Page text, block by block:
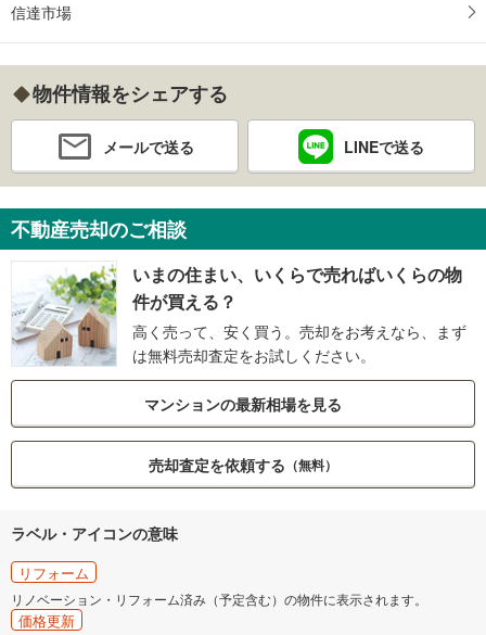
信達市場
物件情報をシェアする
メールで送る LINEで送る
不動産売却のご相談
いまの住まい、いくらで売ればいくらの物
件が買える？
高く売って、安く買う。売却をお考えなら、まず
は無料売却査定をお試しください。
マンションの最新相場を見る
売却査定を依頼する （無料）
ラベル・アイコンの意味
リフォーム
リノベーション・リフォーム済み（予定含む）の物件に表示されます。
価格更新